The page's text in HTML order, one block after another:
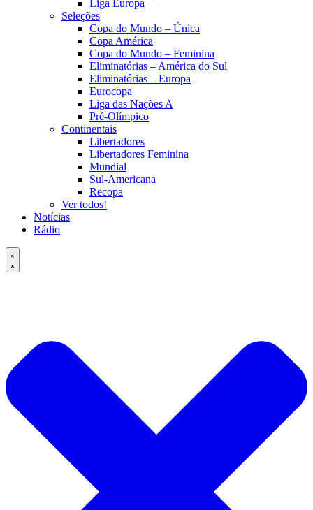
Liga Europa
Seleções
Copa do Mundo – Única
Copa América
Copa do Mundo – Feminina
Eliminatórias – América do Sul
Eliminatórias – Europa
Eurocopa
Liga das Nações A
Pré-Olímpico
Continentais
Libertadores
Libertadores Feminina
Mundial
Sul-Americana
Recopa
Ver todos!
Notícias
Rádio